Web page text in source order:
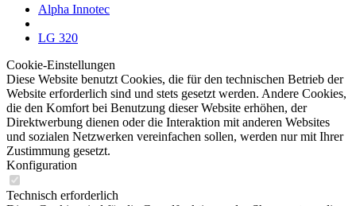
Alpha Innotec
LG 320
Cookie-Einstellungen
Diese Website benutzt Cookies, die für den technischen Betrieb der
Website erforderlich sind und stets gesetzt werden. Andere Cookies,
die den Komfort bei Benutzung dieser Website erhöhen, der
Direktwerbung dienen oder die Interaktion mit anderen Websites
und sozialen Netzwerken vereinfachen sollen, werden nur mit Ihrer
Zustimmung gesetzt.
Konfiguration
Technisch erforderlich